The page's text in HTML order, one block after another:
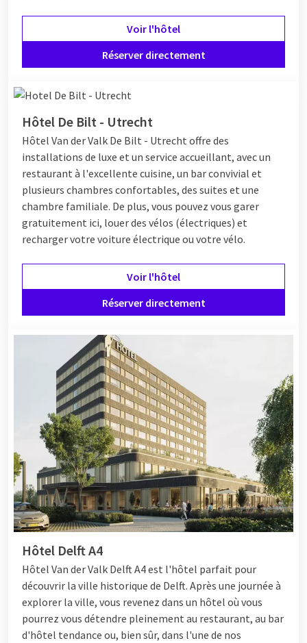
Voir l'hôtel
Réserver directement
Hôtel De Bilt - Utrecht
Hôtel Van der Valk De Bilt - Utrecht offre des
installations de luxe et un service accueillant, avec un
restaurant à l'excellente cuisine, un bar convivial et
plusieurs chambres confortables, des suites et une
chambre familiale. De plus, vous pouvez vous garer
gratuitement ici, louer des vélos (électriques) et
recharger votre voiture électrique ou votre vélo.
Voir l'hôtel
Réserver directement
Hôtel Delft A4
Hôtel Van der Valk Delft A4 est l'hôtel parfait pour
découvrir la ville historique de Delft. Après une journée à
explorer la ville, vous revenez dans un hôtel où vous
pourrez vous détendre pleinement au restaurant, au bar
d'hôtel tendance ou, bien sûr, dans l'une de nos